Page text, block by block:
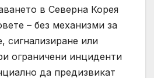
в Северна Корея
– без механизми за
сигнализиране или
ограничени инциденти
да предизвикат